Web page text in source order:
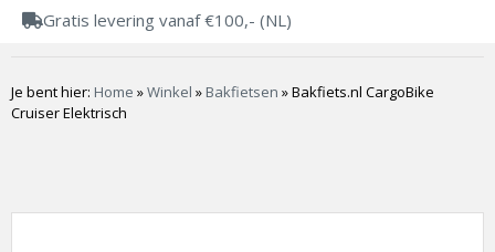
Gratis levering vanaf €100,- (NL)
Je bent hier: Home »Winkel » Bakfietsen »Bakfiets.nl CargoBike
Cruiser Elektrisch